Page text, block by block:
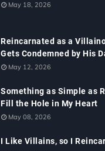
May 18, 2026
Reincarnated as a
Gets Condemned by His
May 12, 2026
Something as Simple as
Fill the Hole in My Heart
May 08, 2026
I Like Villains, so I